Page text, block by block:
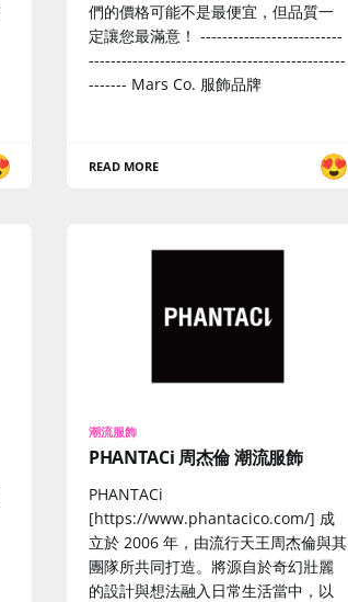
們的價格可能不是最便宜，但品質一
定讓您最滿意！ --------------------------
-----------------------------------------------
------- Mars Co. 服飾品牌
READ MORE
潮流服飾
PHANTACi 周杰倫 潮流服飾
PHANTACi
[https://www.phantacico.com/] 成
立於 2006 年，由流行天王周杰倫與其
團隊所共同打造。將源自於奇幻壯麗
的設計與想法融入日常生活當中，以